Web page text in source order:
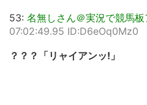
53: 名無しさん＠実況で競馬板
07:02:49.95 ID:D6eOq0Mz0
？？？「リャイアンッ!」